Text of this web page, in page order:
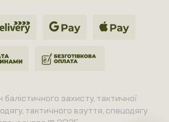
захисту, тактичної
одягу, тактичного взуття, спецодягу